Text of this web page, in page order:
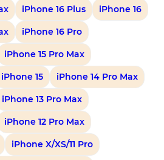
iPhone 16 Plus iPhone 16
iPhone 16 Pro
iPhone 15 Pro Max
iPhone 15 iPhone 14 Pro Max
iPhone 13 Pro Max
iPhone 12 Pro Max
iPhone X/XS/11 Pro